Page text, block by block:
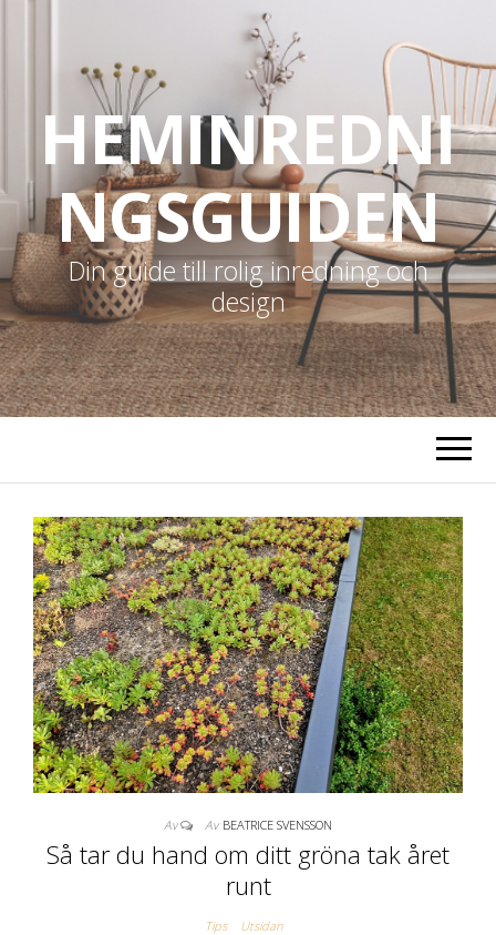
HEMINREDNI
NGSGUIDEN
Din guide till rolig inredning och
design
Av Av BEATRICE SVENSSON
Så tar du hand om ditt gröna tak året
runt
Tips Utsidan